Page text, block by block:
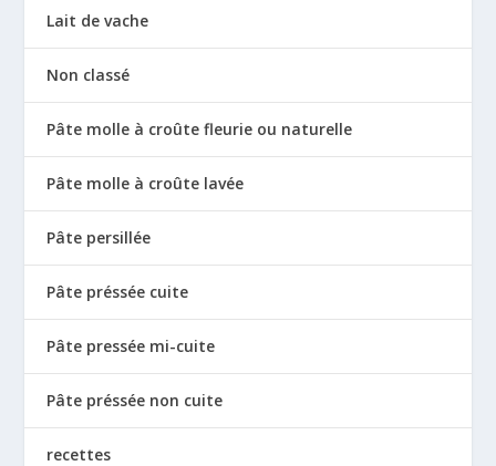
Lait de vache
Non classé
Pâte molle à croûte fleurie ou naturelle
Pâte molle à croûte lavée
Pâte persillée
Pâte préssée cuite
Pâte pressée mi-cuite
Pâte préssée non cuite
recettes